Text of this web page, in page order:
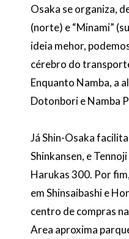
Osaka se organiza,
(norte) e “Minami”
ideia mehor,
cérebro do
Enquanto Namba, a
Dotonbori e Namba
Já Shin-Osaka
Shinkansen, e
Harukas 300. Por
em Shinsaibashi e
centro de compras
Area aproxima